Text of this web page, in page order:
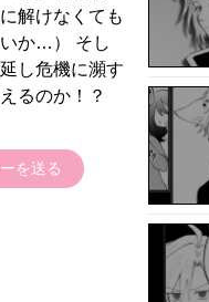
解けなくても
か…） そし
し危機に瀕す
るのか！？
を送る